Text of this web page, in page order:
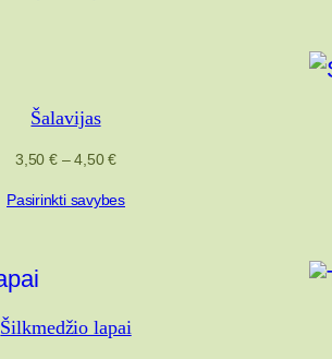
Šalavijas
3,50€ – 4,50€Price
3,50 €
Pasirinkti savybes
Šilkmedžio lapai